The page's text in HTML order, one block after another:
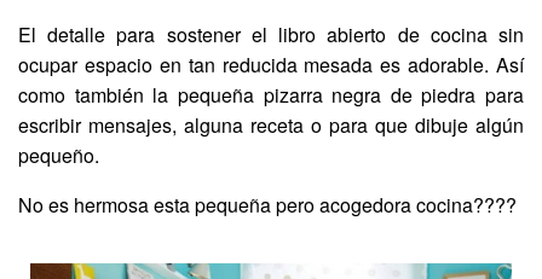
El detalle para sostener el libro abierto de cocina sin
ocupar espacio en tan reducida mesada es adorable. Así
como también la pequeña pizarra negra de piedra para
escribir mensajes, alguna receta o para que dibuje algún
pequeño.
No es hermosa esta pequeña pero acogedora cocina????